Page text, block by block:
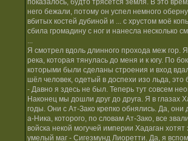
показалось, будто трясётся земля. В это
него бежали, потому он успел немного
вбитых костей дубиной и ... с хрустом моё
сбила громадину с ног и нанесла несколько
...
Я смотрел вдоль длинного прохода меж гор.
река, которая тянулась до меня и к югу. По
которыми были сделаны строения и вход
шёл человек, одетый в доспехи изо льда,
- Давно я здесь не был. Теперь тут совсем
Наконец мы дошли друг до друга. Я в глазах
годы. Они с Ат-Зако крепко обнялись. Да,
а-Ника, которого, по словам Ат-Зако, все
войска некой могучей империи Хадаган
умелый маг - Сигезмунд Лиоретти. Да, я